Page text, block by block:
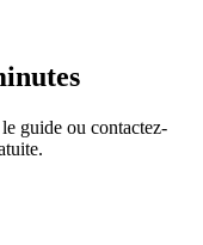
guide ou contactez-